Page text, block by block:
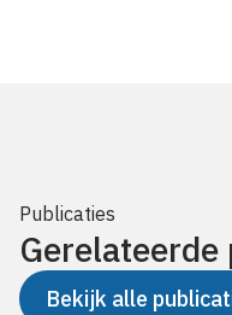
Publicaties
Bekijk alle